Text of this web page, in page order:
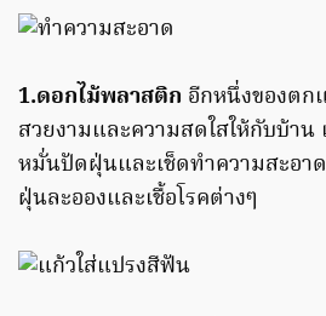
1.ดอกไม้พลาสติก อีกหนึ่งของตก
สวยงามและความสดใสให้กับบ้าน
หมั่นปัดฝุ่นและเช็ดทำความสะอา
ฝุ่นละอองและเชื้อโรคต่างๆ